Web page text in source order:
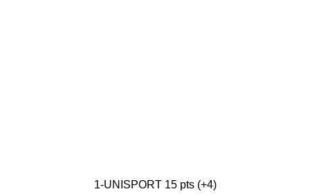
1-UNISPORT 15 pts (+4)